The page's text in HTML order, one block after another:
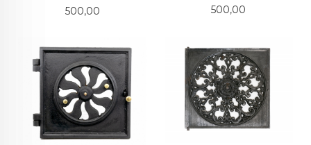
Pris
500,00 Pris
500,00